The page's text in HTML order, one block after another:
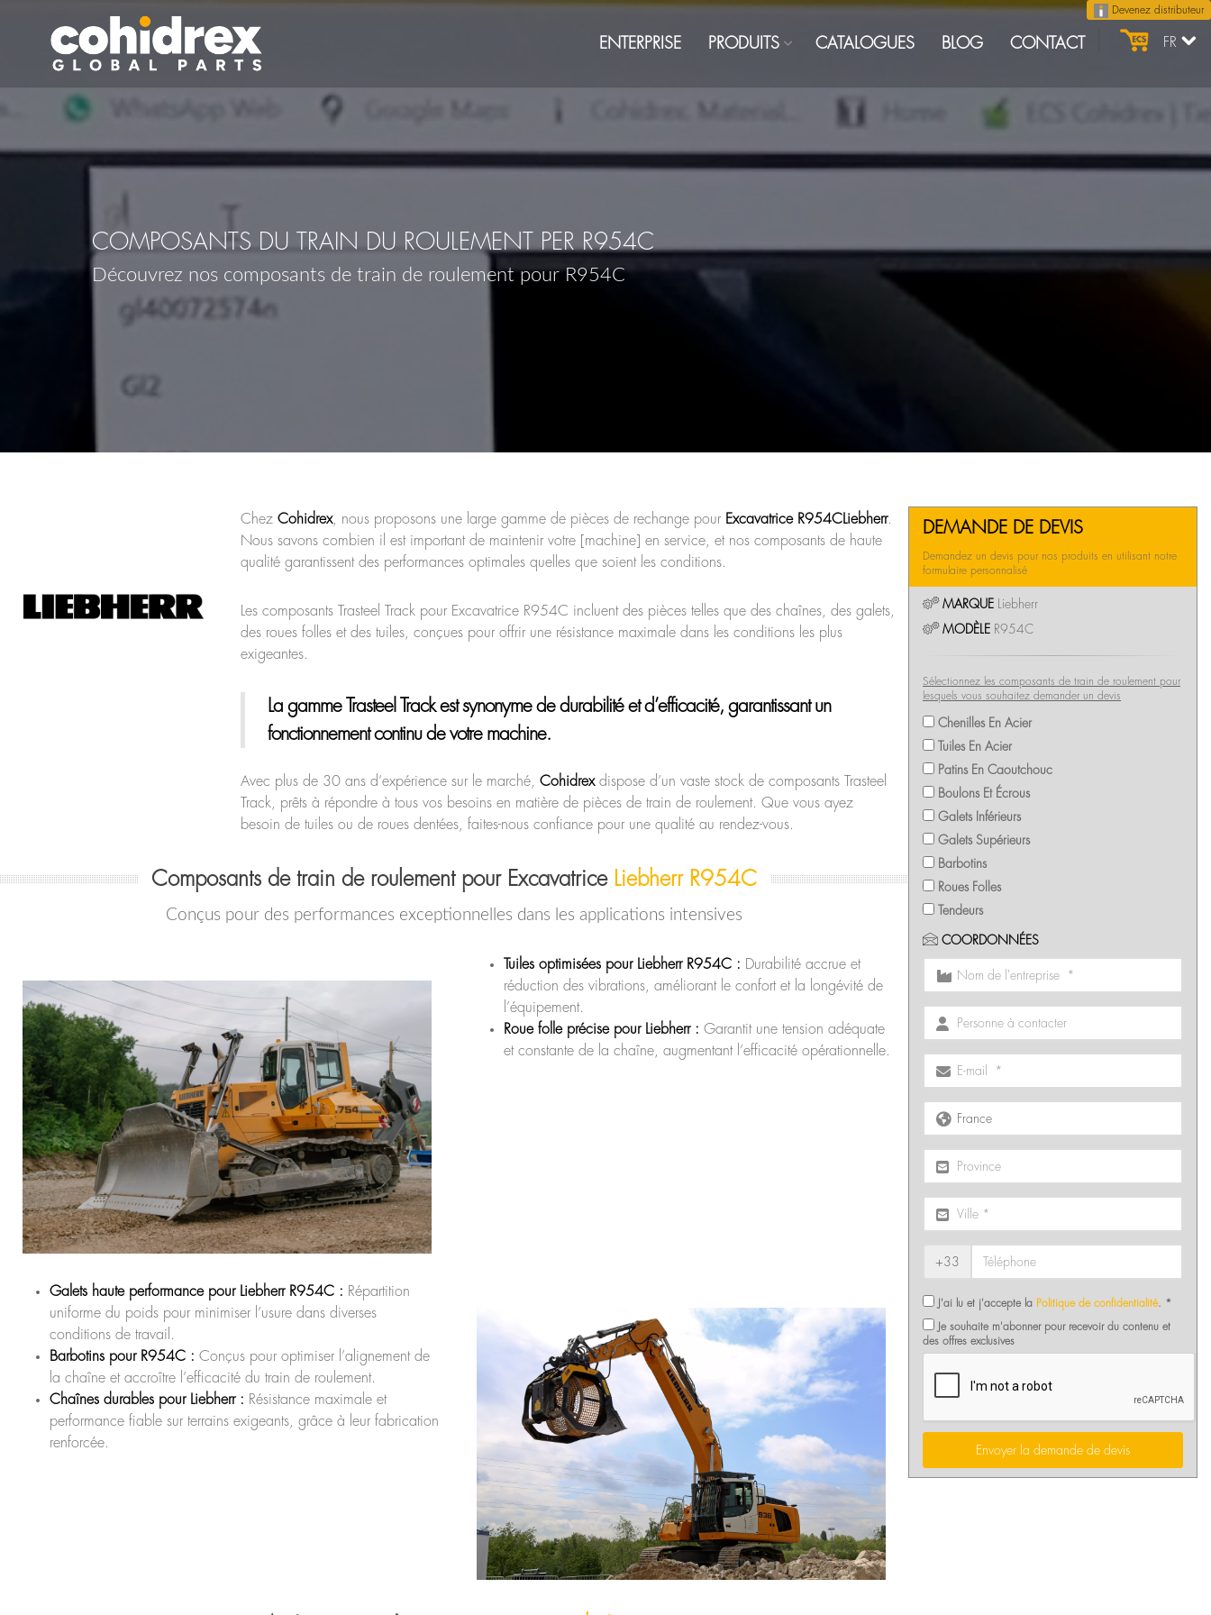
Devenez distributeur
FR
ENTERPRISE PRODUITS CATALOGUES BLOG CONTACT
COMPOSANTS DU TRAIN DU ROULEMENT PER R954C
Découvrez nos composants de train de roulement pour R954C
Chez Cohidrex, nous proposons une large gamme de pièces de rechange pour Excavatrice R954CLiebherr.
Nous savons combien il est important de maintenir votre [machine] en service, et nos composants de haute
qualité garantissent des performances optimales quelles que soient les conditions.
Les composants Trasteel Track pour Excavatrice R954C incluent des pièces telles que des chaînes, des galets,
des roues folles et des tuiles, conçues pour offrir une résistance maximale dans les conditions les plus
exigeantes.
La gamme Trasteel Trackest synonyme de durabilité et d’efficacité, garantissant un
fonctionnement continu de votre machine.
Avec plus de 30 ans d’expérience sur le marché, Cohidrexdispose d’un vaste stock de composants Trasteel
Track, prêts à répondre à tous vos besoins en matière de pièces de train de roulement. Que vous ayez
besoin de tuiles ou de roues dentées, faites-nous confiance pour une qualité au rendez-vous.
Composants de train de roulement pour Excavatrice Liebherr R954C
Conçus pour des performances exceptionnelles dans les applications intensives
Tuiles optimisées pour Liebherr R954C : Durabilité accrue et
réduction des vibrations, améliorant le confort et la longévité de
l’équipement.
Roue folle précise pour Liebherr : Garantit une tension adéquate
et constante de la chaîne, augmentant l’efficacité opérationnelle.
Galets haute performance pour Liebherr R954C : Répartition
uniforme du poids pour minimiser l’usure dans diverses
conditions de travail.
Barbotins pour R954C : Conçus pour optimiser l’alignement de
la chaîne et accroître l’efficacité du train de roulement.
Chaînes durables pour Liebherr : Résistance maximale et
performance fiable sur terrains exigeants, grâce à leur fabrication
renforcée.
DEMANDE DE DEVIS
Demandez un devis pour nos produits en utilisant notre
formulaire personnalisé
MARQUE Liebherr
MODÈLE R954C
Sélectionnez les composants de train de roulement pour
lesquels vous souhaitez demander un devis
Chenilles En Acier
Tuiles En Acier
Patins En Caoutchouc
Boulons Et Écrous
Galets Inférieurs
Galets Supérieurs
Barbotins
Roues Folles
Tendeurs
COORDONNÉES
+33
J'ai lu et j'accepte la Politique de confidentialité. *
Je souhaite m'abonner pour recevoir du contenu et
des offres exclusives
Envoyer la demande de devis